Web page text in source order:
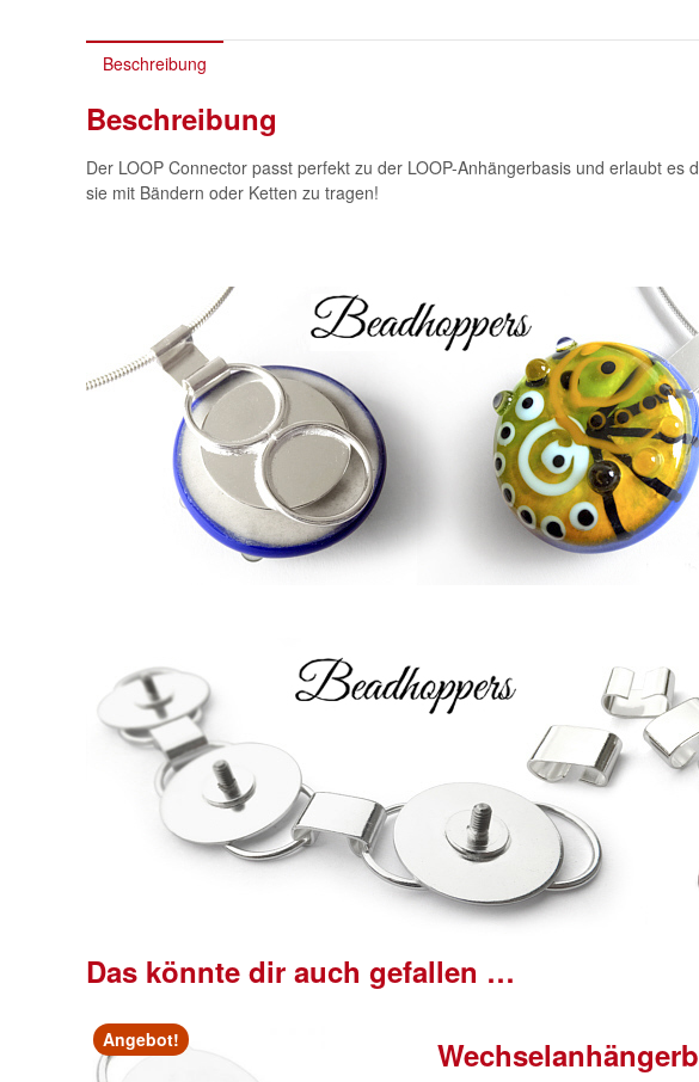
Beschreibung
Beschreibung
Der LOOP Connector passt perfekt zu der LOOP-Anhängerbasis und erlaubt es
sie mit Bändern oder Ketten zu tragen!
Das könnte dir auch gefallen …
Angebot!